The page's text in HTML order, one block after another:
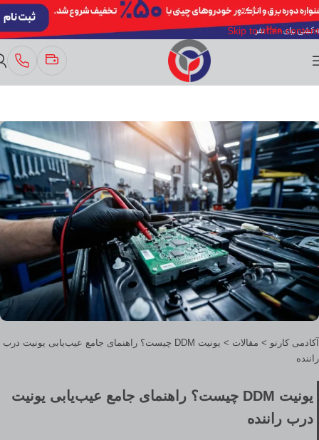
Skip to navigation
Skip to main content
آکادمی کارنو > مقالات >
یونیت DDM چیست؟ راهنمای جامع عیب‌یابی یونیت درب
راننده
یونیت DDM چیست؟ راهنمای جامع عیب‌یابی یونیت
درب راننده